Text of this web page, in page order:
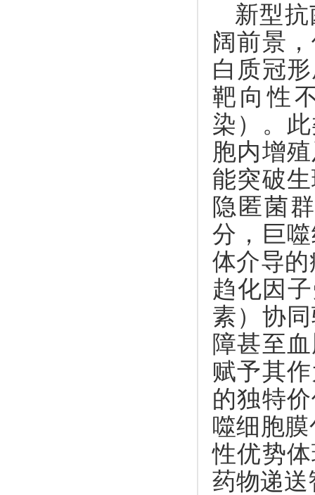
新型
阔前景
白质冠
靶向性
染）。
胞内增
能突破
隐匿菌
分，巨
体介导
趋化因
素）协
障甚至
赋予其
的独特
噬细胞
性优势
药物递送